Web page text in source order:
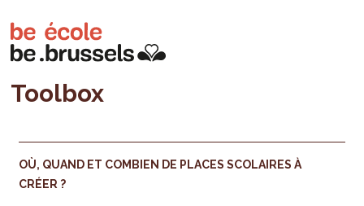
Toolbox
OÙ, QUAND ET COMBIEN DE PLACES SCOLAIRES À
CRÉER ?